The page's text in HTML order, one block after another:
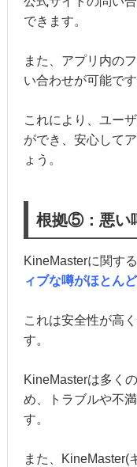
できます。
また、アプリ内の
い合わせが可能です
これにより、ユー
ができ、安心して
ょう。
根拠⑤：悪い
KineMasterに関す
ィブな噂がほとん
これは安全性が高
す。
KineMasterは多く
め、トラブルや不
す。
また、KineMaster(